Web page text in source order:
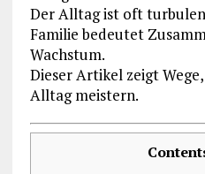
Der Alltag ist oft
Familie bedeutet
Wachstum.
Dieser Artikel zeigt
Alltag meistern.